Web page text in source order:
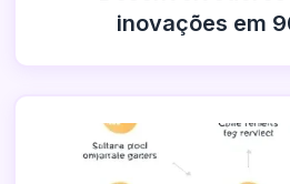
inovações em